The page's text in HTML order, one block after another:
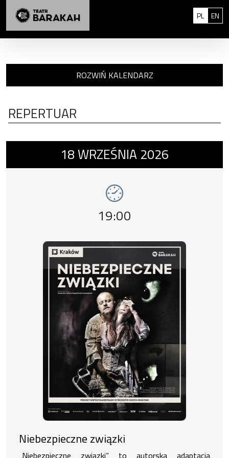
Przejdź do treści
PL Polski
EN
ROZWIŃ KALENDARZ
REPERTUAR
Wydarzenie numer 1: Niebezpieczne
18WRZEŚNIA 2026
Godzina wydarzenia,
19:00
Niebezpieczne związki
„Niebezpieczne związki” to autorska adaptacja